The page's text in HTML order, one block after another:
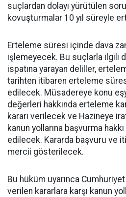
suçlardan dolayı yürütülen
kovuşturmalar 10 yıl süreyle
Erteleme süresi içinde dava
işlemeyecek. Bu suçlarla ilgili
ispatına yarayan deliller,
tarihten itibaren erteleme
edilecek. Müsadereye konu
değerleri hakkında erteleme
kararı verilecek ve Hazineye
kanun yollarına başvurma
edilecek. Kararda başvuru ve
mercii gösterilecek.
Bu hüküm uyarınca Cumhuriyet
verilen kararlara karşı kanun